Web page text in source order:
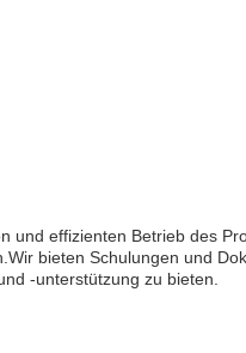
effizienten Betrieb des
bieten Schulungen und
-unterstützung zu bieten.